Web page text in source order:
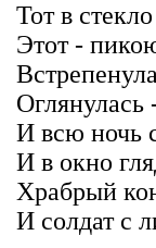
Тот в
Этот -
Оглянулась
И всю ночь
И в окно
Храбрый
И солдат с